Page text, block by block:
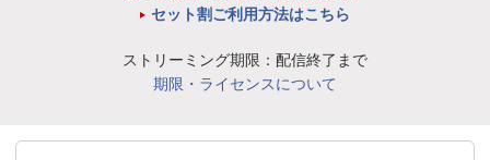
セット割ご利用方法はこちら
ストリーミング期限：配信終了まで
期限・ライセンスについて